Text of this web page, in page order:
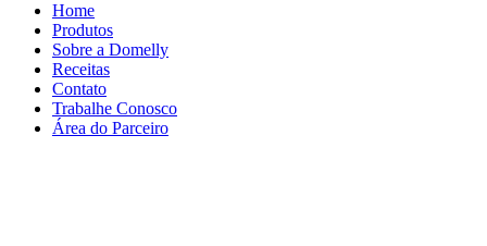
Home
Produtos
Sobre a Domelly
Receitas
Contato
Trabalhe Conosco
Área do Parceiro